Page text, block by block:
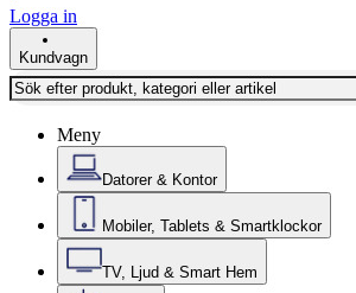
Logga in
Kundvagn
Meny
Datorer & Kontor
Mobiler, Tablets & Smartklockor
TV, Ljud & Smart Hem